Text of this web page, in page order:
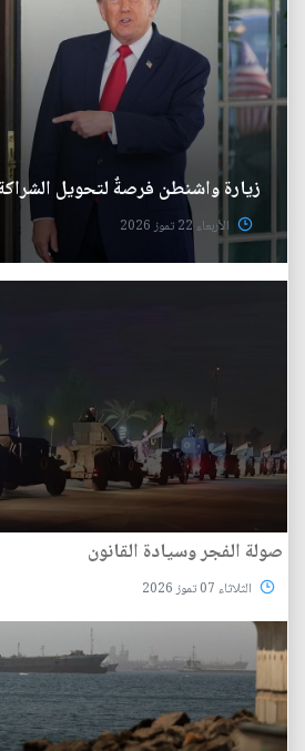
زيارة واشنطن فرصةٌ لتحويل
الأربعاء 22 تموز 2026
صولة الفجر وسيادة القانون
الثلاثاء 07 تموز 2026